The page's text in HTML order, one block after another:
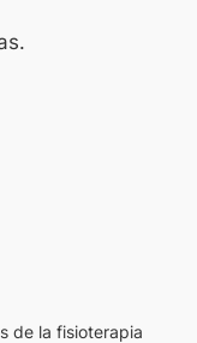
de la fisioterapia